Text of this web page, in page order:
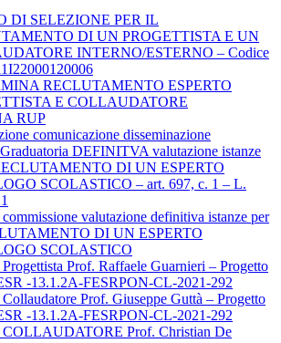
DI SELEZIONE PER IL
DI UN PROGETTISTA E UN
INTERNO/ESTERNO – Codice
RECLUTAMENTO ESPERTO
E COLLAUDATORE
RUP
comunicazione disseminazione
DEFINITVA valutazione istanze
DI UN ESPERTO
SCOLASTICO – art. 697, c. 1 – L.
valutazione definitiva istanze per
DI UN ESPERTO
SCOLASTICO
Prof. Raffaele Guarnieri – Progetto
-13.1.2A-FESRPON-CL-2021-292
Prof. Giuseppe Guttà – Progetto
-13.1.2A-FESRPON-CL-2021-292
COLLAUDATORE Prof. Christian De